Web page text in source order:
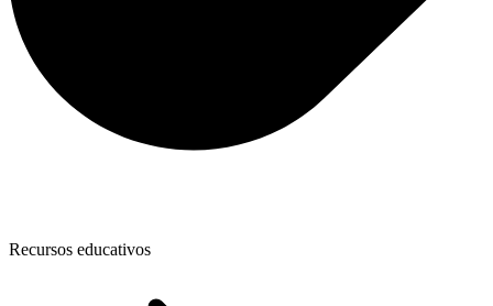
Recursos educativos